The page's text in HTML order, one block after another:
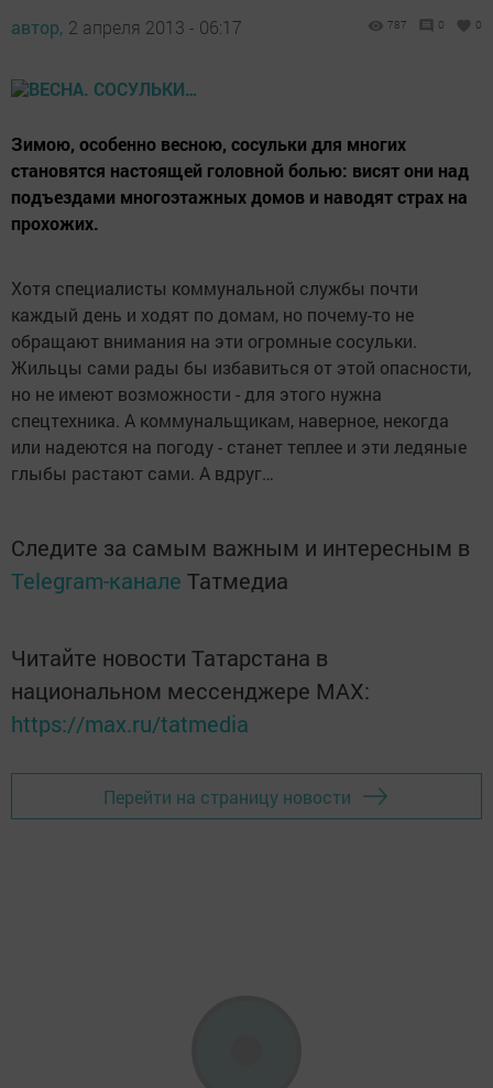
автор, 2 апреля 2013 - 06:17 787 0 0
Зимою, особенно весною, сосульки для многих
становятся настоящей головной болью: висят они над
подъездами многоэтажных домов и наводят страх на
прохожих.
Хотя специалисты коммунальной службы почти
каждый день и ходят по домам, но почему-то не
обращают внимания на эти огромные сосульки.
Жильцы сами рады бы избавиться от этой опасности,
но не имеют возможности - для этого нужна
спецтехника. А коммунальщикам, наверное, некогда
или надеются на погоду - станет теплее и эти ледяные
глыбы растают сами. А вдруг…
Следите за самым важным и интересным в
Telegram-канале Татмедиа
Читайте новости Татарстана в
национальном мессенджере MАХ:
https://max.ru/tatmedia
Перейти на страницу новости